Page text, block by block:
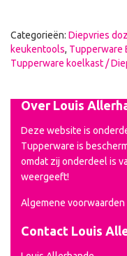
Categorieën: Diepvries
keukentools, Tupperware
Tupperware koelkast /
Over Louis
Deze website is
Tupperware is
omdat zij onderdeel is
weergeeft!
Algemene voorwaarden
Contact Louis